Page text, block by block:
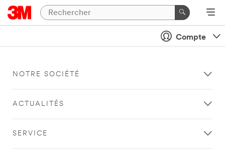
Compte
NOTRE SOCIÉTÉ
ACTUALITÉS
SERVICE